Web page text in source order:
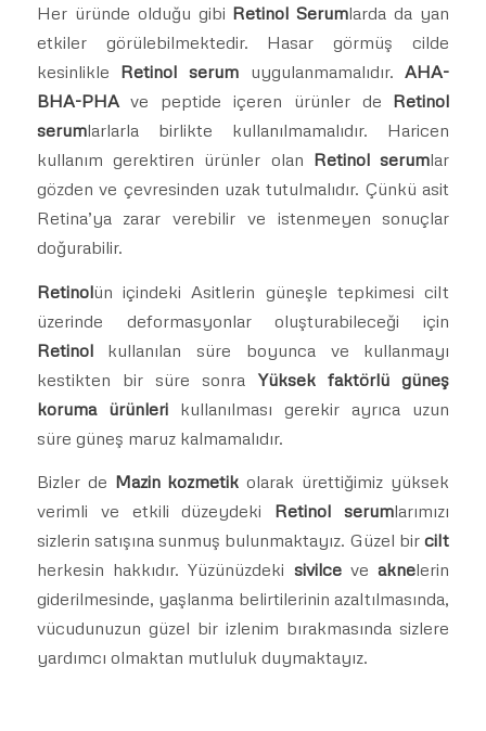
Her üründe olduğu gibi Retinol Serumlarda da yan
etkiler görülebilmektedir. Hasar görmüş cilde
kesinlikle Retinol serum uygulanmamalıdır.AHA-
BHA-PHAve peptide içeren ürünler de Retinol
serumlarlarla birlikte kullanılmamalıdır. Haricen
kullanım gerektiren ürünler olan Retinol serumlar
gözden ve çevresinden uzak tutulmalıdır. Çünkü asit
Retina’ya zarar verebilir ve istenmeyen sonuçlar
doğurabilir.
Retinolün içindeki Asitlerin güneşle tepkimesi cilt
üzerinde deformasyonlar oluşturabileceği için
Retinolkullanılan süre boyunca ve kullanmayı
kestikten bir süre sonra Yüksek faktörlü güneş
koruma ürünlerikullanılması gerekir ayrıca uzun
süre güneş maruz kalmamalıdır.
Bizler de Mazin kozmetik olarak ürettiğimiz yüksek
verimli ve etkili düzeydeki Retinol serumlarımızı
sizlerin satışına sunmuş bulunmaktayız. Güzel bircilt
herkesin hakkıdır. Yüzünüzdeki sivilceveaknelerin
giderilmesinde, yaşlanma belirtilerinin azaltılmasında,
vücudunuzun güzel bir izlenim bırakmasında sizlere
yardımcı olmaktan mutluluk duymaktayız.